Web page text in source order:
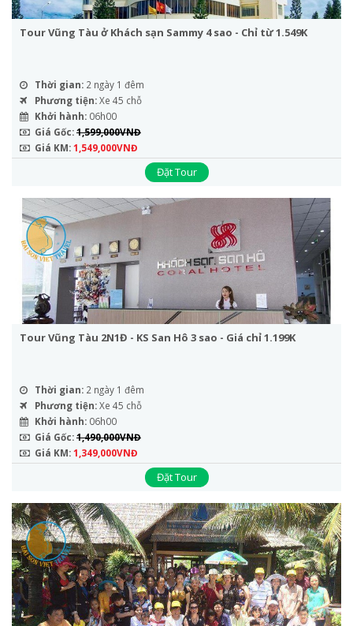
Tour Vũng Tàu ở Khách sạn Sammy 4 sao - Chỉ từ 1.549K
Thời gian: 2 ngày 1 đêm
Phương tiện:Xe 45 chỗ
Khởi hành: 06h00
Giá Gốc:1,599,000VNĐ
Giá KM:1,549,000VNĐ
Đặt Tour
Tour Vũng Tàu 2N1Đ - KS San Hô 3 sao - Giá chỉ 1.199K
Thời gian: 2 ngày 1 đêm
Phương tiện:Xe 45 chỗ
Khởi hành: 06h00
Giá Gốc:1,490,000VNĐ
Giá KM:1,349,000VNĐ
Đặt Tour